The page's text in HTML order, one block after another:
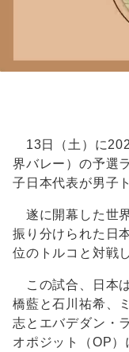
13日（土）に
界バレー）の予選
子日本代表が男子
遂に開幕した世
振り分けられた日
位のトルコと対戦
この試合、日本
橋藍と石川祐希、
志とエバデダン・
オポジット（OP